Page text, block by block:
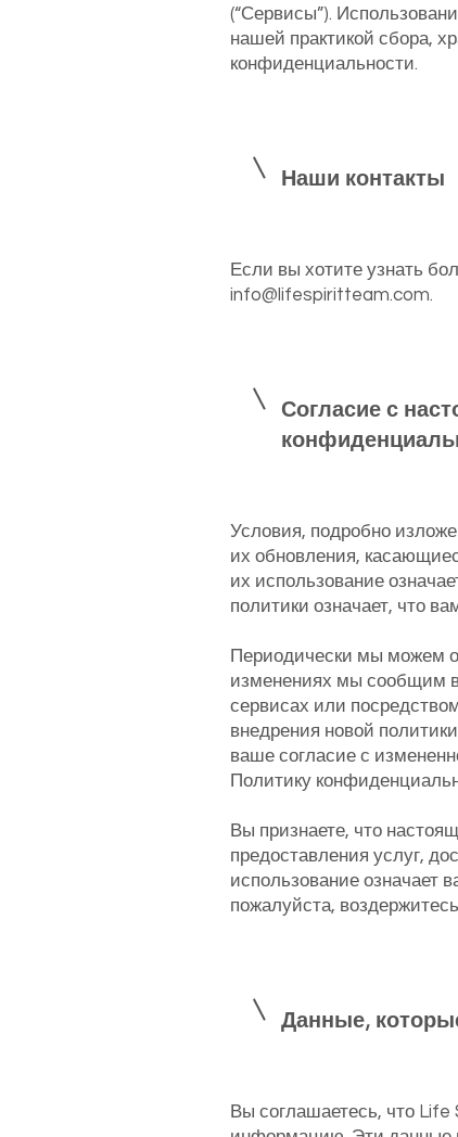
(“Сервисы”).
нашей практикой сбора,
конфиденциальности.
Наши контакты
Если вы хотите узнать
info@lifespiritteam.com.
Согласие с
Условия, подробно
их обновления,
их использование
политики означает, что
Периодически мы можем
изменениях мы сообщим
сервисах или
внедрения новой
ваше согласие с
Политику
Вы признаете, что
предоставления услуг,
использование означает
пожалуйста,
Данные,
Вы соглашаетесь, что